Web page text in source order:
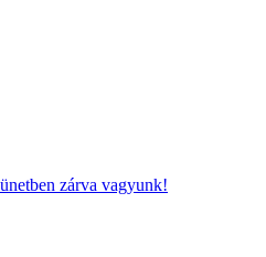
zárva vagyunk!